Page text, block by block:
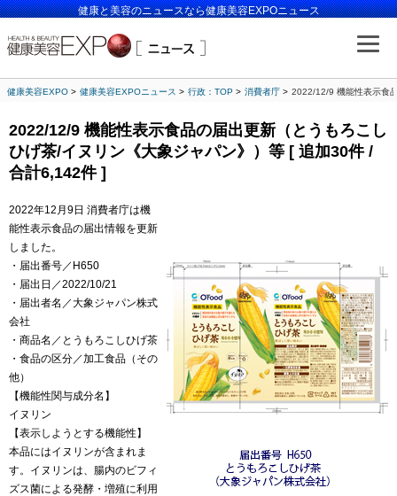
健康と美容のニュースなら健康美容EXPOニュース
健康美容EXPO 健康美容EXPOニュース 行政：TOP 消費者庁 2022/12/9 機能性表示食
2022/12/9 機能性表示食品の届出更新（とうもろこし
ひげ茶/イヌリン《大象ジャパン》）等 [ 追加30件 /
合計6,142件 ]
2022年12月9日 消費者庁は機
能性表示食品の届出情報を更新
しました。
・届出番号／H650
・届出日／2022/10/21
・届出者名／大象ジャパン株式
会社
・商品名／とうもろこしひげ茶
・食品の区分／加工食品（その
他）
【機能性関与成分名】
イヌリン
【表示しようとする機能性】
本品にはイヌリンが含まれま
す。イヌリンは、腸内のビフィ
ズス菌による発酵・増殖に利用